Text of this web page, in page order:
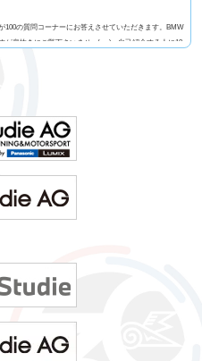
の質問コーナーにお答えさせていただきます。BMW
が息抜きにご覧下さいませm(_ _)m自己紹介する人に10